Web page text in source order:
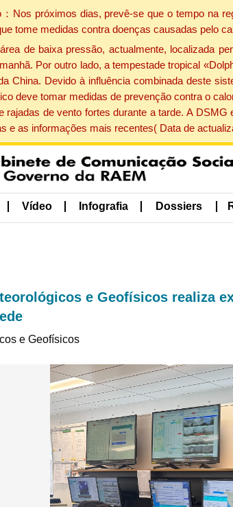
Nos próximos dias, prevê-se que o tempo na
tome medidas contra doenças causadas pelo
de baixa pressão, actualmente, localizada
Por outro lado, a tempestade tropical
China. Devido à influência combinada deste
deve tomar medidas de prevenção contra o
rajadas de vento fortes durante a tarde. A
e as informações mais recentes( Data de
Vídeo Infografia Dossiers
e Geofísicos realiza
e Geofísicos